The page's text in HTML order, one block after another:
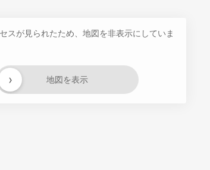
スが見られたため、地図を非表示にしていま
地図を表示
›